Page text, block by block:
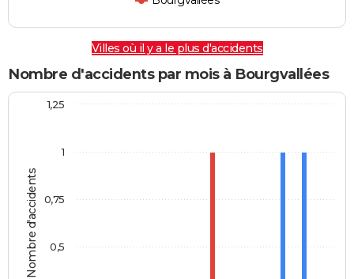
Villes où il y a le plus d'accidents
Nombre d'accidents par mois à Bourgvallées
Nombre d'accidents
1
0,5
0,75
1,25